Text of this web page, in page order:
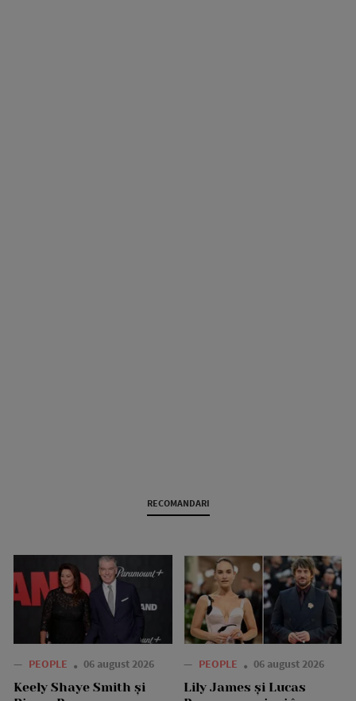
RECOMANDARI
— PEOPLE 06 august 2026
Keely Shaye Smith și
— PEOPLE 06 august 2026
Lily James și Lucas